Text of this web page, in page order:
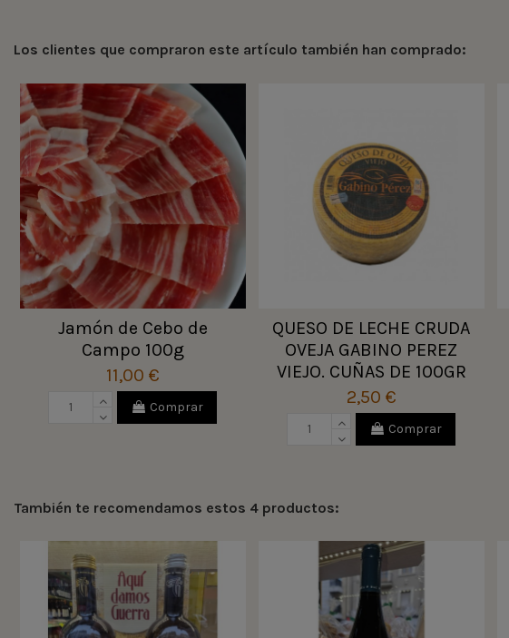
Los clientes que compraron este artículo también han comprado:
Jamón de Cebo de
Campo 100g
11,00 €
Comprar
QUESO DE LECHE CRUDA
OVEJA GABINO PEREZ
VIEJO. CUÑAS DE 100GR
2,50 €
Comprar
También te recomendamos estos 4 productos: